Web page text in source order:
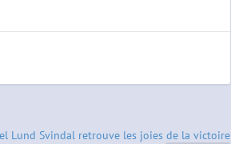
Lund Svindal retrouve les joies de la victoire